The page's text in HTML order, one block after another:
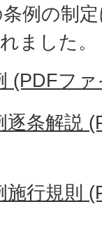
例の制
ました。
(PDFフ
逐条解説
施行規則